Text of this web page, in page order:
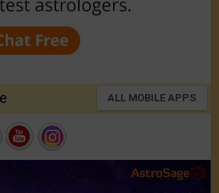
ALL MOBILE APPS